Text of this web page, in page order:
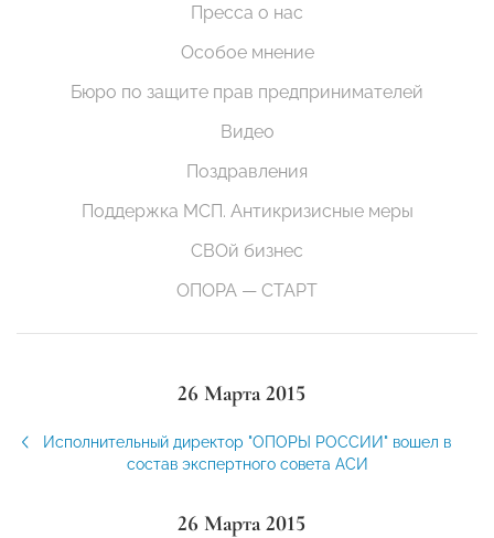
Пресса о нас
Особое мнение
Бюро по защите прав предпринимателей
Видео
Поздравления
Поддержка МСП. Антикризисные меры
СВОй бизнес
ОПОРА — СТАРТ
26 Марта 2015
Исполнительный директор "ОПОРЫ РОССИИ" вошел в
состав экспертного совета АСИ
26 Марта 2015